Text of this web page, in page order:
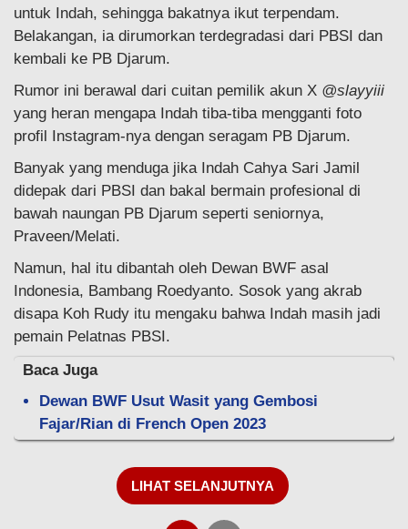
untuk Indah, sehingga bakatnya ikut terpendam.
Belakangan, ia dirumorkan terdegradasi dari PBSI dan
kembali ke PB Djarum.
Rumor ini berawal dari cuitan pemilik akun X @slayyiii
yang heran mengapa Indah tiba-tiba mengganti foto
profil Instagram-nya dengan seragam PB Djarum.
Banyak yang menduga jika Indah Cahya Sari Jamil
didepak dari PBSI dan bakal bermain profesional di
bawah naungan PB Djarum seperti seniornya,
Praveen/Melati.
Namun, hal itu dibantah oleh Dewan BWF asal
Indonesia, Bambang Roedyanto. Sosok yang akrab
disapa Koh Rudy itu mengaku bahwa Indah masih jadi
pemain Pelatnas PBSI.
Baca Juga
Dewan BWF Usut Wasit yang Gembosi
Fajar/Rian di French Open 2023
LIHAT SELANJUTNYA